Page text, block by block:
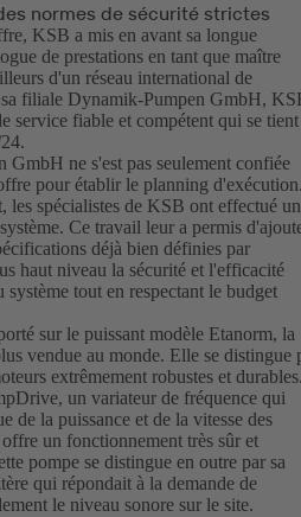
normes de sécurité strictes
KSB a mis en avant sa longue
de prestations en tant que maître
d'un réseau international de
sa filiale Dynamik-Pumpen GmbH,
service fiable et compétent qui se tient
GmbH ne s'est pas seulement confiée
pour établir le planning
les spécialistes de KSB ont effectué
Ce travail leur a permis
déjà bien définies par
haut niveau la sécurité et l'efficacité
tout en respectant le budget
sur le puissant modèle Etanorm, la
vendue au monde. Elle se distingue
extrêmement robustes et
un variateur de fréquence qui
de la puissance et de la vitesse des
un fonctionnement très sûr et
pompe se distingue en outre par sa
qui répondait à la demande de
le niveau sonore sur le site.